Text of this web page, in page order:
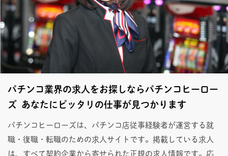
パチンコ業界の求人をお探しならパチンコヒーロー
ズ あなたにピッタリの仕事が見つかります
パチンコヒーローズは、パチンコ店従事経験者が運営する就
職・復職・転職のための求人サイトです。掲載している求人
は、すべて契約企業から寄せられた正規の求人情報です。応